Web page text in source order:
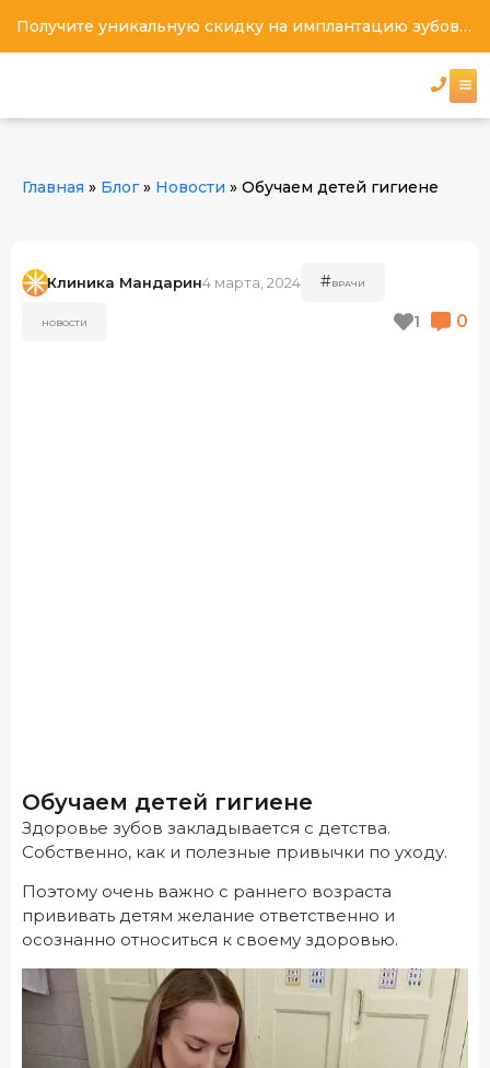
Получите уникальную скидку на имплантацию зубов под ключ
Главная » Блог» Новости » Обучаем детей гигиене
Клиника Мандарин4 марта, 2024 #ВРАЧИ
НОВОСТИ 1 0
Обучаем детей гигиене
Здоровье зубов закладывается с детства.
Собственно, как и полезные привычки по уходу.
Поэтому очень важно с раннего возраста
прививать детям желание ответственно и
осознанно относиться к своему здоровью.